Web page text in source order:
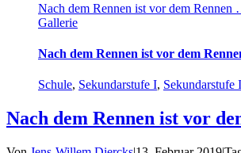
Nach dem Rennen ist vor dem Rennen
Gallerie
Nach dem Rennen ist vor dem
Schule, Sekundarstufe I, Sekundarstufe
Nach dem Rennen ist vor